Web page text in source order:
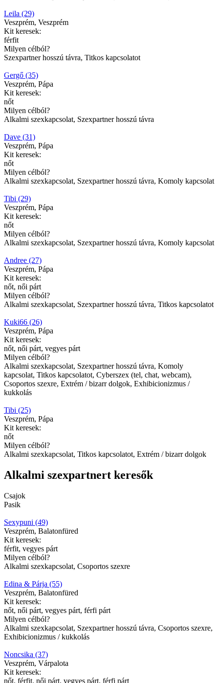
Leila (29)
Veszprém, Veszprém
Kit keresek:
férfit
Milyen célból?
Szexpartner hosszú távra, Titkos kapcsolatot
Gergő (35)
Veszprém, Pápa
Kit keresek:
nőt
Milyen célból?
Alkalmi szexkapcsolat, Szexpartner hosszú távra
Dave (31)
Veszprém, Pápa
Kit keresek:
nőt
Milyen célból?
Alkalmi szexkapcsolat, Szexpartner hosszú távra, Komoly kapcsolat
Tibi (29)
Veszprém, Pápa
Kit keresek:
nőt
Milyen célból?
Alkalmi szexkapcsolat, Szexpartner hosszú távra, Komoly kapcsolat
Andree (27)
Veszprém, Pápa
Kit keresek:
nőt, női párt
Milyen célból?
Alkalmi szexkapcsolat, Szexpartner hosszú távra, Titkos kapcsolatot
Kuki66 (26)
Veszprém, Pápa
Kit keresek:
nőt, női párt, vegyes párt
Milyen célból?
Alkalmi szexkapcsolat, Szexpartner hosszú távra, Komoly
kapcsolat, Titkos kapcsolatot, Cyberszex (tel, chat, webcam),
Csoportos szexre, Extrém / bizarr dolgok, Exhibicionizmus /
kukkolás
Tibi (25)
Veszprém, Pápa
Kit keresek:
nőt
Milyen célból?
Alkalmi szexkapcsolat, Titkos kapcsolatot, Extrém / bizarr dolgok
Alkalmi szexpartnert keresők
Csajok
Pasik
Sexypuni (49)
Veszprém, Balatonfüred
Kit keresek:
férfit, vegyes párt
Milyen célból?
Alkalmi szexkapcsolat, Csoportos szexre
Edina & Párja (55)
Veszprém, Balatonfüred
Kit keresek:
nőt, női párt, vegyes párt, férfi párt
Milyen célból?
Alkalmi szexkapcsolat, Szexpartner hosszú távra, Csoportos szexre,
Exhibicionizmus / kukkolás
Noncsika (37)
Veszprém, Várpalota
Kit keresek:
nőt, férfit, női párt, vegyes párt, férfi párt